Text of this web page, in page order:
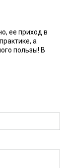
ее приход в
а
пользы! В